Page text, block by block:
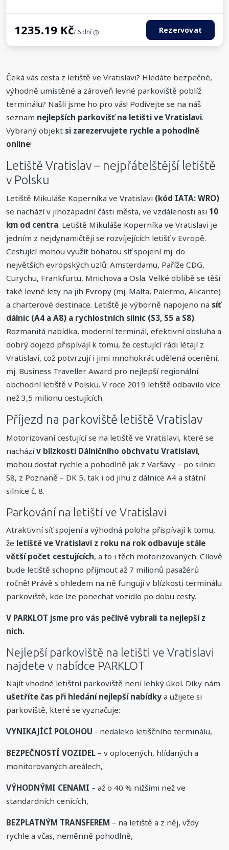
1235.19 Kč/ 6 dní Rezervovat
Čeká vás cesta z letiště ve Vratislavi? Hledáte bezpečné,
výhodně umístěné a zároveň levné parkoviště poblíž
terminálu? Našli jsme ho pro vás! Podívejte se na náš
seznam nejlepších parkovišť na letišti ve Vratislavi.
Vybraný objekt si zarezervujete rychle a pohodlně
online!
Letiště Vratislav – nejpřátelštější letiště
v Polsku
Letiště Mikuláše Koperníka ve Vratislavi (kód IATA: WRO)
se nachází v jihozápadní části města, ve vzdálenosti asi 10
km od centra. Letiště Mikuláše Koperníka ve Vratislavi je
jedním z nejdynamičtěji se rozvíjejících letišť v Evropě.
Cestující mohou využít bohatou síť spojení mj. do
největších evropských uzlů: Amsterdamu, Paříže CDG,
Curychu, Frankfurtu, Mnichova a Osla. Velké oblibě se těší
také levné lety na jih Evropy (mj. Malta, Palermo, Alicante)
a charterové destinace. Letiště je výborně napojeno na síť
dálnic (A4 a A8) a rychlostních silnic (S3, S5 a S8).
Rozmanitá nabídka, moderní terminál, efektivní obsluha a
dobrý dojezd přispívají k tomu, že cestující rádi létají z
Vratislavi, což potvrzují i jimi mnohokrát udělená ocenění,
mj. Business Traveller Award pro nejlepší regionální
obchodní letiště v Polsku. V roce 2019 letiště odbavilo více
než 3,5 milionu cestujících.
Příjezd na parkoviště letiště Vratislav
Motorizovaní cestující se na letiště ve Vratislavi, které se
nacházív blízkosti Dálničního obchvatu Vratislavi,
mohou dostat rychle a pohodlně jak z Varšavy – po silnici
S8, z Poznaně – DK 5, tak i od jihu z dálnice A4 a státní
silnice č. 8.
Parkování na letišti ve Vratislavi
Atraktivní síť spojení a výhodná poloha přispívají k tomu,
že letiště ve Vratislavi z roku na rok odbavuje stále
větší počet cestujících, a to i těch motorizovaných. Cílově
bude letiště schopno přijmout až 7 milionů pasažérů
ročně! Právě s ohledem na ně fungují v blízkosti terminálu
parkoviště, kde lze ponechat vozidlo po dobu cesty.
V PARKLOT jsme pro vás pečlivě vybrali ta nejlepší z
nich.
Nejlepší parkoviště na letišti ve Vratislavi
najdete v nabídce PARKLOT
Najít vhodné letištní parkoviště není lehký úkol. Díky nám
ušetříte čas při hledání nejlepší nabídky a užijete si
parkoviště, které se vyznačuje:
VYNIKAJÍCÍ POLOHOU - nedaleko letiščního terminálu,
BEZPEČNOSTÍ VOZIDEL – v oplocených, hlídaných a
monitorovaných areálech,
VÝHODNÝMI CENAMI – až o 40 % nižšími než ve
standardních cenících,
BEZPLATNÝM TRANSFEREM – na letiště a z něj, vždy
rychle a včas, neměnně pohodlně,